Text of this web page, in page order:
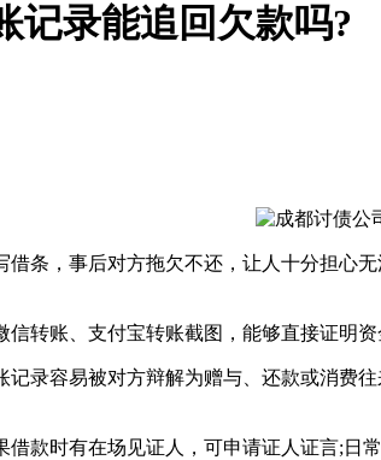
记录能追回欠款吗?
，事后对方拖欠不还，让人十分担心
账、支付宝转账截图，能够直接证明资
容易被对方辩解为赠与、还款或消费
时有在场见证人，可申请证人证言;日